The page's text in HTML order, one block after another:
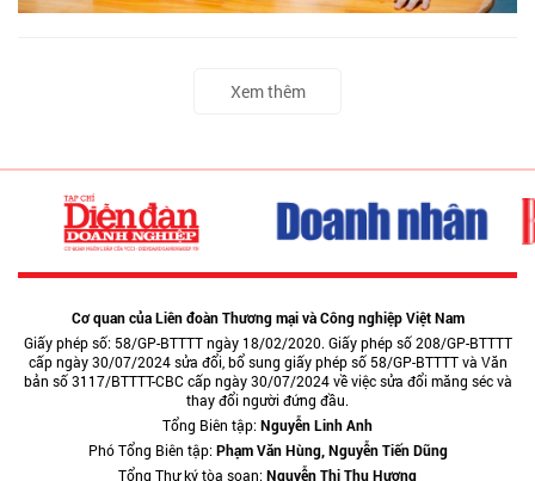
Xem thêm
Cơ quan của Liên đoàn Thương mại và Công nghiệp Việt Nam
Giấy phép số: 58/GP-BTTTT ngày 18/02/2020. Giấy phép số 208/GP-BTTTT
cấp ngày 30/07/2024 sửa đổi, bổ sung giấy phép số 58/GP-BTTTT và Văn
bản số 3117/BTTTT-CBC cấp ngày 30/07/2024 về việc sửa đổi măng séc và
thay đổi người đứng đầu.
Tổng Biên tập:Nguyễn Linh Anh
Phó Tổng Biên tập:Phạm Văn Hùng, Nguyễn Tiến Dũng
Tổng Thư ký tòa soạn:Nguyễn Thị Thu Hương